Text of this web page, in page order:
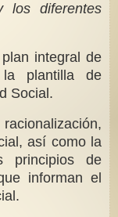
los diferentes
integral de
la plantilla de
Social.
así como la
principios de
informan el